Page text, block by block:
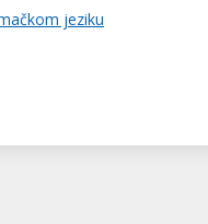
jeziku